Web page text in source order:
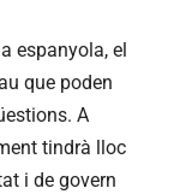
espanyola, el
que poden
A
tindrà lloc
i de govern